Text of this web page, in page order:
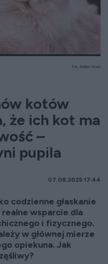
Fot. Adobe Stock
kotów
że ich kot ma
–
pupila
07.08.2025 17:44
codzienne głaskanie
wsparcie dla
i fizycznego.
w głównej mierze
opiekuna. Jak